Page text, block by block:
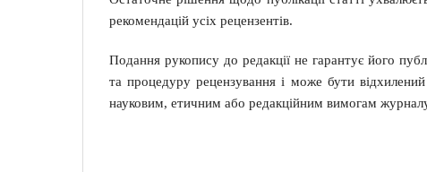
рекомендацій усіх рецензентів.
Подання рукопису до редакції не гарантує його
та процедуру рецензування і може бути відхилений
науковим, етичним або редакційним вимогам